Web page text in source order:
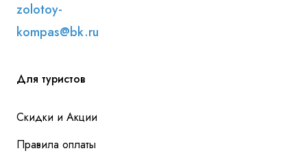
zolotoy-
kompas@bk.ru
Для туристов
Скидки и Акции
Правила оплаты